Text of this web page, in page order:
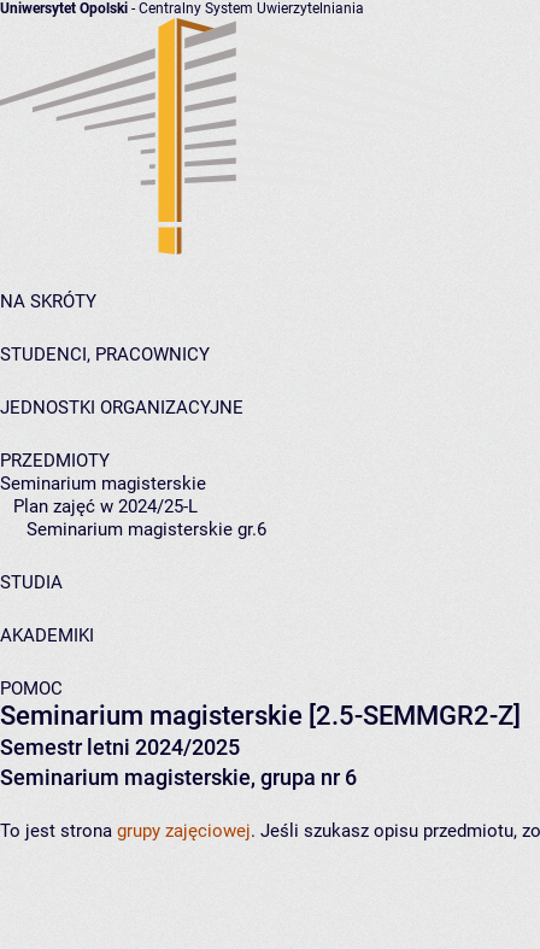
Uniwersytet Opolski - Centralny System Uwierzytelniania
NA SKRÓTY
STUDENCI, PRACOWNICY
JEDNOSTKI ORGANIZACYJNE
PRZEDMIOTY
Seminarium magisterskie
Plan zajęć w 2024/25-L
Seminarium magisterskie gr.6
STUDIA
AKADEMIKI
POMOC
Seminarium magisterskie [2.5-SEMMGR2-Z]
Semestr letni 2024/2025
Seminarium magisterskie, grupa nr 6
To jest strona grupy zajęciowej. Jeśli szukasz opisu przedmiotu,